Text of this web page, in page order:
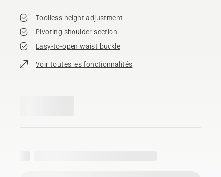
Toolless height adjustment
Pivoting shoulder section
Easy-to-open waist buckle
Voir toutes les fonctionnalités